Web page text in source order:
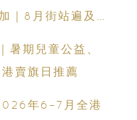
｜8月街站遍及
暑期兒童公益、
賣旗日推薦
年6–7月全港